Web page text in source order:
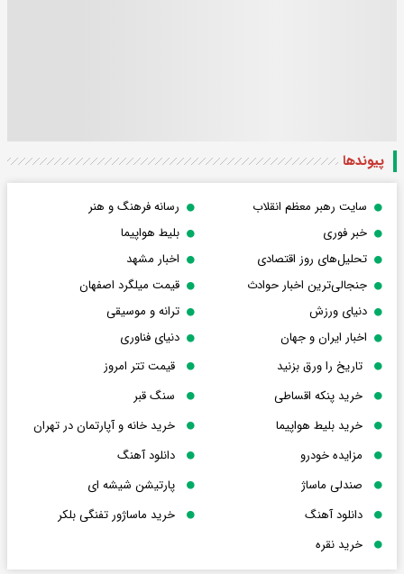
پیوندها
سایت رهبر معظم انقلاب
رسانه فرهنگ و هنر
خبر فوری
بلیط هواپیما
تحلیل‌های روز اقتصادی
اخبار مشهد
جنجالی‌ترین اخبار حوادث
قیمت میلگرد اصفهان
دنیای ورزش
ترانه و موسیقی
اخبار ایران و جهان
دنیای فناوری
تاریخ را ورق بزنید
قیمت تتر امروز
خرید پنکه اقساطی
سنگ قبر
خرید بلیط هواپیما
خرید خانه و آپارتمان در تهران
مزایده خودرو
دانلود آهنگ
صندلی ماساژ
پارتیشن شیشه ای
دانلود آهنگ
خرید ماساژور تفنگی بلکر
خرید نقره